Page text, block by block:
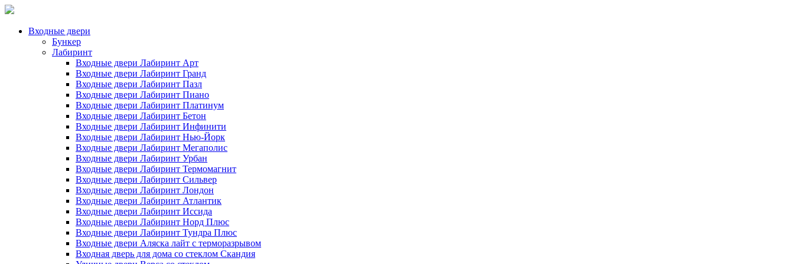
Входные двери
Бункер
Лабиринт
Входные двери Лабиринт Арт
Входные двери Лабиринт Гранд
Входные двери Лабиринт Пазл
Входные двери Лабиринт Пиано
Входные двери Лабиринт Платинум
Входные двери Лабиринт Бетон
Входные двери Лабиринт Инфинити
Входные двери Лабиринт Нью-Йорк
Входные двери Лабиринт Мегаполис
Входные двери Лабиринт Урбан
Входные двери Лабиринт Термомагнит
Входные двери Лабиринт Сильвер
Входные двери Лабиринт Лондон
Входные двери Лабиринт Атлантик
Входные двери Лабиринт Иссида
Входные двери Лабиринт Норд Плюс
Входные двери Лабиринт Тундра Плюс
Входные двери Аляска лайт с терморазрывом
Входная дверь для дома со стеклом Скандия